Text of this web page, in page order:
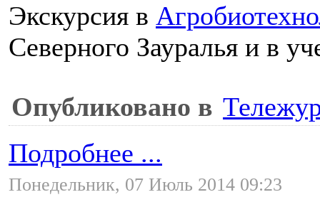
Экскурсия в
Северного Зауралья и в
Опубликовано в
Подробнее ...
Понедельник, 07 Июль 2014 09:23